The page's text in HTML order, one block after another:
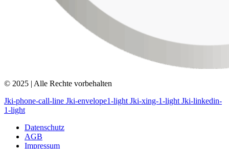
© 2025 | Alle Rechte vorbehalten
Jki-phone-call-line Jki-envelope1-light Jki-xing-1-light Jki-linkedin-
1-light
Datenschutz
AGB
Impressum